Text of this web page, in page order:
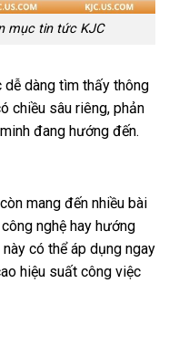
mục tin tức KJC
dàng tìm thấy thông
chiều sâu riêng, phản
đang hướng đến.
mang đến nhiều bài
nghệ hay hướng
có thể áp dụng ngay
hiệu suất công việc